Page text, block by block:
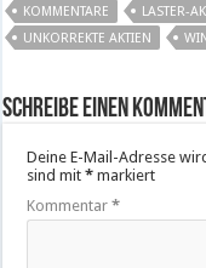
KOMMENTARE
LASTER-
UNKORREKTE AKTIEN
Schreibe einen
Deine E-Mail-Adresse
sind mit* markiert
Kommentar*